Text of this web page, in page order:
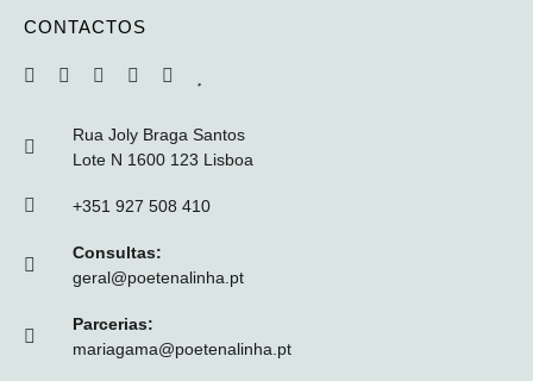
CONTACTOS
Rua Joly Braga Santos
Lote N 1600 123 Lisboa
+351 927 508 410
Consultas:
geral@poetenalinha.pt
Parcerias:
mariagama@poetenalinha.pt